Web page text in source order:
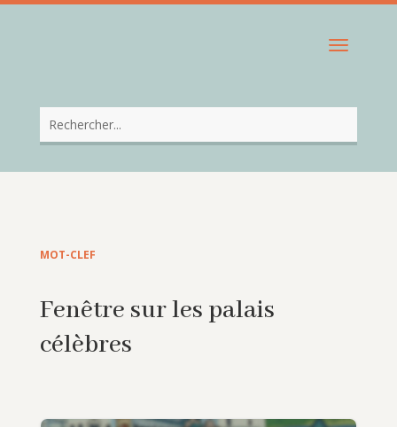
MOT-CLEF
Fenêtre sur les palais
célèbres